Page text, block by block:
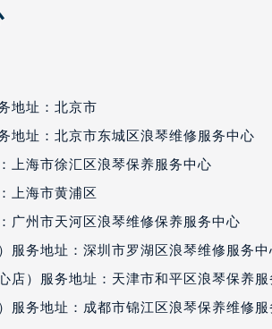
地址：北京市
地址：北京市东城区浪琴维修服务中心
上海市徐汇区浪琴保养服务中心
上海市黄浦区
广州市天河区浪琴维修保养服务中心
服务地址：深圳市罗湖区浪琴维修服务中
店）服务地址：天津市和平区浪琴保养
服务地址：成都市锦江区浪琴保养维修